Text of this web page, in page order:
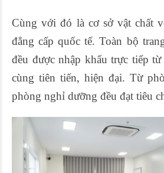
Cùng với đó là cơ sở vật chất
đẳng cấp quốc tế. Toàn bộ
đều được nhập khẩu trực tiếp
cùng tiên tiến, hiện đại. Từ
phòng nghỉ dưỡng đều đạt tiêu